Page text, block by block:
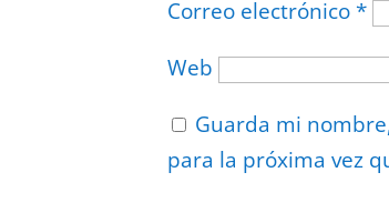
Correo electrónico *
Web
Guarda mi
para la próxima vez